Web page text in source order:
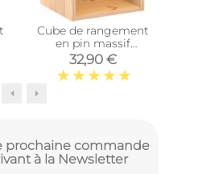
Cube de rangement
en pin massif
Dinamic (Simple)
32,90 €
prochaine commande
à la Newsletter